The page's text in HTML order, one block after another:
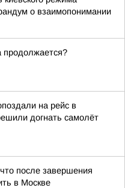
о взаимопонимании
на рейс в
догнать самолёт
после завершения
в Москве